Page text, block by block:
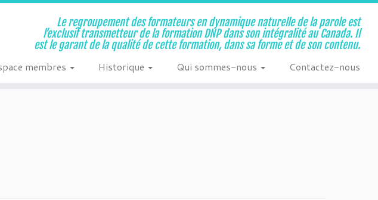
Le regroupement des formateurs en dynamique naturelle de la parole est
l’exclusif transmetteur de la formation DNP dans son intégralité au Canada. Il
est le garant de la qualité de cette formation, dans sa forme et de son contenu.
membres Historique Qui sommes-nous Contactez-nous